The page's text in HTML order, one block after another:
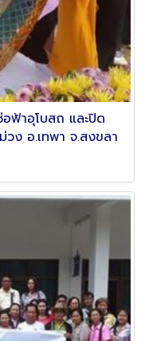
ฟ้าอุโบสถ และปิด
ง อ.เทพา จ.สงขลา